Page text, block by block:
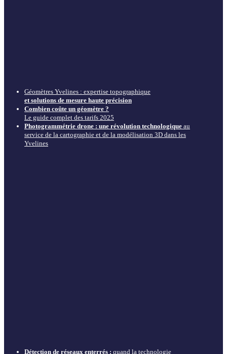
Géomètres Yvelines : expertise topographique
et solutions de mesure haute précision
Combien coûte un géomètre ?
Le guide complet des tarifs 2025
Photogrammétrie drone : une révolution technologique au
service de la cartographie et de la modélisation 3D dans les
Yvelines
Détection de réseaux enterrés : quand la technologie